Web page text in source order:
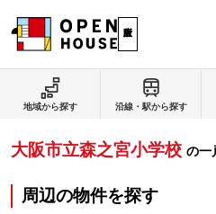
地域から探す 沿線・駅から探す
大阪市立森之宮小学校 の一
周辺の物件を探す